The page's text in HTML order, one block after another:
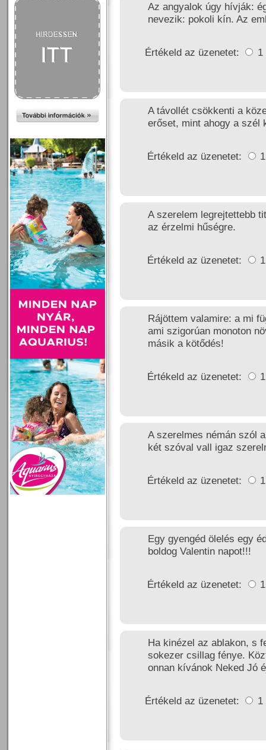
Az angyalok úgy hívják:
nevezik: pokoli kín. Az
Értékeld az üzenetet: 1
A távollét csökkenti a
erőset, mint ahogy a szél
Értékeld az üzenetet:
A szerelem legrejtettebb
az érzelmi hűségre.
Értékeld az üzenetet:
Rájöttem valamire: a mi
ami szigorúan monoton
másik a kötődés!
Értékeld az üzenetet:
A szerelmes némán szól
két szóval vall igaz
Értékeld az üzenetet:
Egy gyengéd ölelés egy
boldog Valentin napot!!!
Értékeld az üzenetet:
Ha kinézel az ablakon, s
sokezer csillag fénye.
onnan kívánok Neked Jó
Értékeld az üzenetet: 1